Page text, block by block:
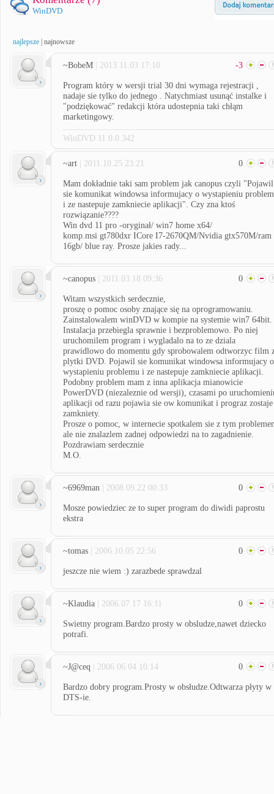
WinDVD
najlepsze najnowsze
~BobeM | 2013.11.03 17:10 -3
Program który w wersji trial 30 dni wymaga rejestracji ,
nadaje sie tylko do jednego . Natychmiast usunąć instalke i
"podziękować" redakcji która udostepnia taki chłąm
marketingowy.
WinDVD 11.0.0.342
~art | 2011.10.25 23:21 0
Mam dokładnie taki sam problem jak canopus czyli "Pojawil
sie komunikat windowsa informujacy o wystapieniu
i ze nastepuje zamkniecie aplikacji". Czy zna ktoś
rozwiązanie????
Win dvd 11 pro -oryginał/ win7 home x64/
komp.msi gt780dxr ICore I7-2670QM/Nvidia gtx570M/ram
16gb/ blue ray. Prosze jakies rady...
~canopus | 2011.03.18 09:36 0
Witam wszystkich serdecznie,
proszę o pomoc osoby znające się na oprogramowaniu.
Zainstalowalem winDVD w kompie na systemie win7 64bit.
Instalacja przebiegla sprawnie i bezproblemowo. Po niej
uruchomilem program i wygladalo na to ze dziala
prawidlowo do momentu gdy sprobowalem odtworzyc film
plytki DVD. Pojawil sie komunikat windowsa informujacy o
wystapieniu problemu i ze nastepuje zamkniecie aplikacji.
Podobny problem mam z inna aplikacja mianowicie
PowerDVD (niezaleznie od wersji), czasami po
aplikacji od razu pojawia sie ow komunikat i prograz zostaje
zamkniety.
Prosze o pomoc, w internecie spotkalem sie z tym
ale nie znalazlem zadnej odpowiedzi na to zagadnienie.
Pozdrawiam serdecznie
M.O.
~6969man | 2008.09.22 00:33 0
Mosze powiedziec ze to super program do diwidi paprostu
ekstra
~tomas | 2006.10.05 22:56 0
jeszcze nie wiem :) zarazbede sprawdzal
~Klaudia | 2006.07.17 16:11 0
Swietny program.Bardzo prosty w obsludze,nawet dziecko
potrafi.
~J@ceq | 2006.06.04 10:14 0
Bardzo dobry program.Prosty w obsłudze.Odtwarza płyty w
DTS-ie.